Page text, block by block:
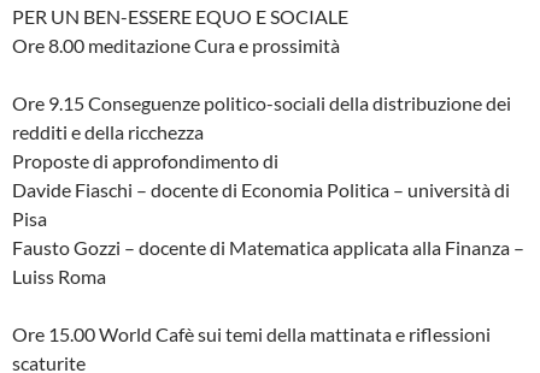
PER UN BEN-ESSERE EQUO E SOCIALE
Ore 8.00 meditazione Cura e prossimità
Ore 9.15 Conseguenze politico-sociali della distribuzione dei
redditi e della ricchezza
Proposte di approfondimento di
Davide Fiaschi – docente di Economia Politica – università di
Pisa
Fausto Gozzi – docente di Matematica applicata alla Finanza –
Luiss Roma
Ore 15.00 World Cafè sui temi della mattinata e riflessioni
scaturite